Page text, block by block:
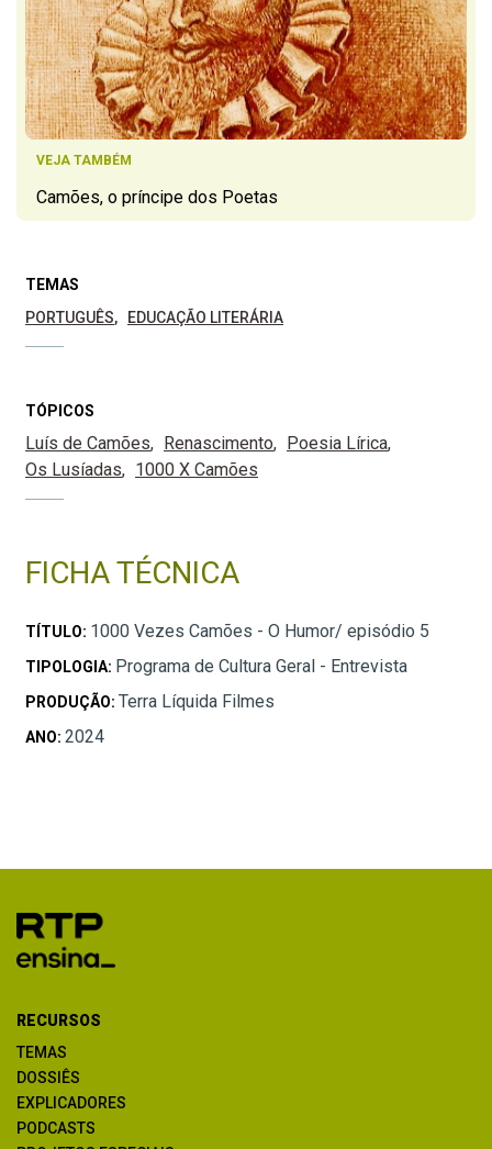
VEJA TAMBÉM
Camões, o príncipe dos Poetas
TEMAS
PORTUGUÊS
EDUCAÇÃO LITERÁRIA
TÓPICOS
Luís de Camões Renascimento
Poesia Lírica
Os Lusíadas
1000 X Camões
FICHA TÉCNICA
TÍTULO: 1000 Vezes Camões - O Humor/ episódio 5
TIPOLOGIA: Programa de Cultura Geral - Entrevista
PRODUÇÃO: Terra Líquida Filmes
ANO: 2024
RECURSOS
TEMAS
DOSSIÊS
EXPLICADORES
PODCASTS